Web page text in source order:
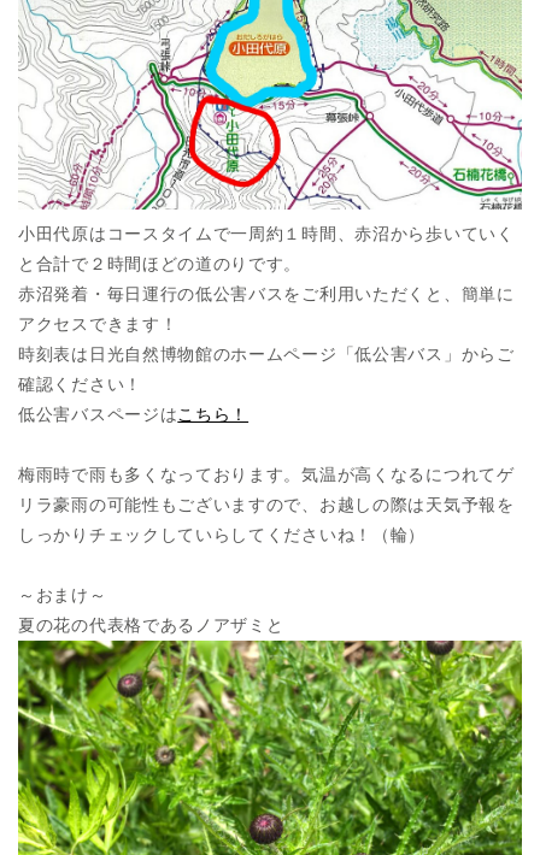
小田代原はコースタイムで一周約１時間、赤沼から歩いていく
と合計で２時間ほどの道のりです。
赤沼発着・毎日運行の低公害バスをご利用いただくと、簡単に
アクセスできます！
時刻表は日光自然博物館のホームページ「低公害バス」からご
確認ください！
低公害バスページはこちら！
梅雨時で雨も多くなっております。気温が高くなるにつれてゲ
リラ豪雨の可能性もございますので、お越しの際は天気予報を
しっかりチェックしていらしてくださいね！（輪）
～おまけ～
夏の花の代表格であるノアザミと